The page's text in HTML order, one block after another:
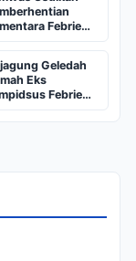
Febrie
ke Jaksa
Geledah
Eks
Febrie
Sita
TPPU